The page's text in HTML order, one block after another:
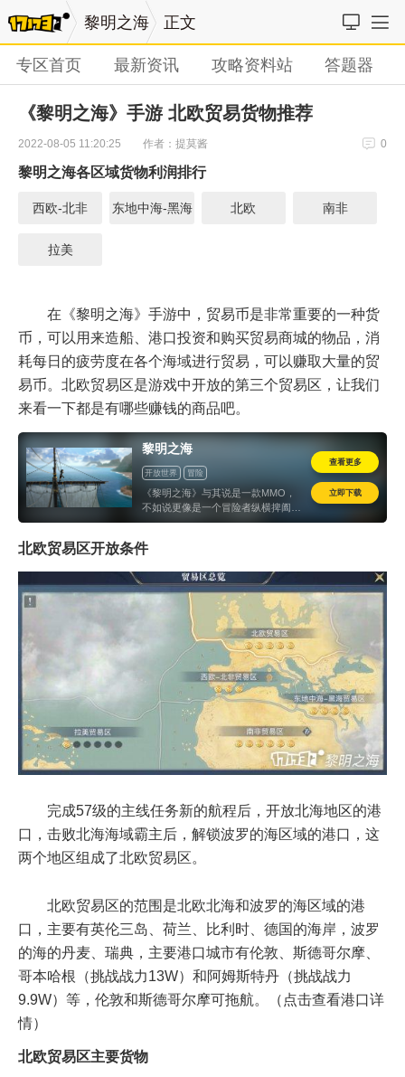
黎明之海 正文
专区首页 最新资讯 攻略资料站 答题器
《黎明之海》手游 北欧贸易货物推荐
2022-08-05 11:20:25 作者：提莫酱 0
黎明之海各区域货物利润排行
西欧-北非 东地中海-黑海 北欧 南非
拉美
在《黎明之海》手游中，贸易币是非常重要的一种货
币，可以用来造船、港口投资和购买贸易商城的物品，消
耗每日的疲劳度在各个海域进行贸易，可以赚取大量的贸
易币。北欧贸易区是游戏中开放的第三个贸易区，让我们
来看一下都是有哪些赚钱的商品吧。
黎明之海
开放世界 冒险
《黎明之海》与其说是一款MMO，
不如说更像是一个冒险者纵横捭阖的
历史传奇模拟器。经典角色养成系统
材差异化所带来的新鲜感提供必要的
营，探索等一系列玩法要素，都被很
好整合到了引经据典的单人剧情和气
势磅礴的多人模式当中。如果你想亲
身参与到人类历史上第一次大规模全
球化的进程，又渴望玩到一款内容丰
富优质的游戏，那么《黎明之海》无
疑是眼下一个最好
查看更多
立即下载
北欧贸易区开放条件
完成57级的主线任务新的航程后，开放北海地区的港
口，击败北海海域霸主后，解锁波罗的海区域的港口，这
两个地区组成了北欧贸易区。
北欧贸易区的范围是北欧北海和波罗的海区域的港
口，主要有英伦三岛、荷兰、比利时、德国的海岸，波罗
的海的丹麦、瑞典，主要港口城市有伦敦、 斯德哥尔摩、
哥本哈根 （挑战战力13W）和阿姆斯特丹 （挑战战力
9.9W）等，伦敦和斯德哥尔摩可拖航。（点击查看港口详
情）
北欧贸易区主要货物